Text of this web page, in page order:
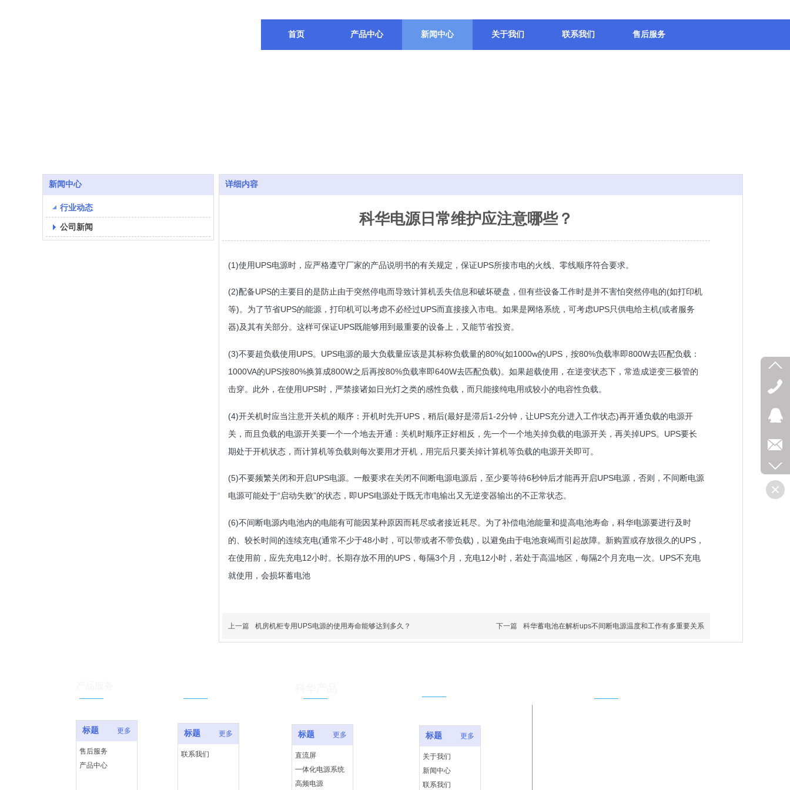
首页 产品中心 新闻中心 关于我们 联系我们 售后服务
新闻中心
行业动态
公司新闻
详细内容
科华电源日常维护应注意哪些？
(1)使用UPS电源时，应严格遵守厂家的产品说明书的有关规定，保证UPS所接市电的火线、零线顺序符合要求。
(2)配备UPS的主要目的是防止由于突然停电而导致计算机丢失信息和破坏硬盘，但有些设备工作时是并不害怕突然停电的(如打印机
等)。为了节省UPS的能源，打印机可以考虑不必经过UPS而直接接入市电。如果是网络系统，可考虑UPS只供电给主机(或者服务
器)及其有关部分。这样可保证UPS既能够用到最重要的设备上，又能节省投资。
(3)不要超负载使用UPS。UPS电源的最大负载量应该是其标称负载量的80%(如1000w的UPS，按80%负载率即800W去匹配负载：
1000VA的UPS按80%换算成800W之后再按80%负载率即640W去匹配负载)。如果超载使用，在逆变状态下，常造成逆变三极管的
击穿。此外，在使用UPS时，严禁接诸如日光灯之类的感性负载，而只能接纯电用或较小的电容性负载。
(4)开关机时应当注意开关机的顺序：开机时先开UPS，稍后(最好是滞后1-2分钟，让UPS充分进入工作状态)再开通负载的电源开
关，而且负载的电源开关要一个一个地去开通：关机时顺序正好相反，先一个一个地关掉负载的电源开关，再关掉UPS。UPS要长
期处于开机状态，而计算机等负载则每次要用才开机，用完后只要关掉计算机等负载的电源开关即可。
(5)不要频繁关闭和开启UPS电源。一般要求在关闭不间断电源电源后，至少要等待6秒钟后才能再开启UPS电源，否则，不间断电源
电源可能处于“启动失败”的状态，即UPS电源处于既无市电输出又无逆变器输出的不正常状态。
(6)不间断电源内电池内的电能有可能因某种原因而耗尽或者接近耗尽。为了补偿电池能量和提高电池寿命，科华电源要进行及时
的、较长时间的连续充电(通常不少于48小时，可以带或者不带负载)，以避免由于电池衰竭而引起故障。新购置或存放很久的UPS，
在使用前，应先充电12小时。长期存放不用的UPS，每隔3个月，充电12小时，若处于高温地区，每隔2个月充电一次。UPS不充电
就使用，会损坏蓄电池
上一篇 机房机柜专用UPS电源的使用寿命能够达到多久？ 下一篇 科华蓄电池在解析ups不间断电源温度和工作有多重要关系
标题 更多
售后服务
产品中心
标题 更多
联系我们
标题 更多
直流屏
一体化电源系统
高频电源
标题 更多
关于我们
新闻中心
联系我们